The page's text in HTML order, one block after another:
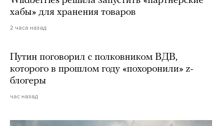
хабы» для хранения товаров
2 часа назад
Путин поговорил с полковником ВДВ,
которого в прошлом году «похоронили» z-
блогеры
час назад